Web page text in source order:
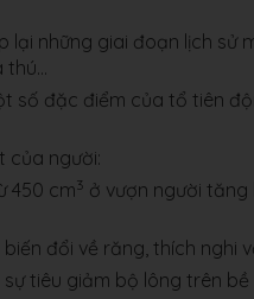
lại những giai đoạn lịch
số đặc điểm của tổ tiên
của người:
450 cm3 ở vượn người tăng
đổi về răng, thích nghi
tiêu giảm bộ lông trên